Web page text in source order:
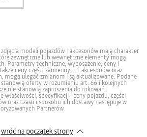
modeli pojazdów i akcesoriów mają charakter
zewnętrzne lub wewnętrzne elementy mogą
Parametry techniczne, wyposażenie, ceny i
ceny części zamiennych i akcesoriów oraz
mogą ulegać zmianom i są aktualizowane. Podane
oferty w rozumieniu art. 66 i kolejnych
nie stanowią zaproszenia do rokowań.
właściwości, specyfikacji i ceny pojazdu, części
oraz czasu i sposobu ich dostawy następuje w
Partnerów.
wróć na początek strony